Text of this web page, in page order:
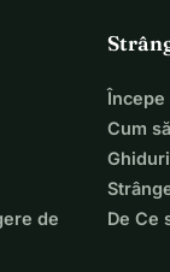
de
Începe
Cum
De Ce